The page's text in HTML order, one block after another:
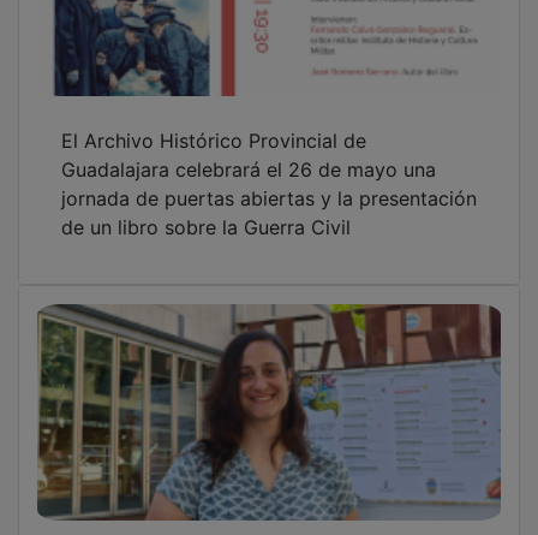
Guadalajara celebrará el 26 de mayo una
jornada de puertas abiertas y la presentación
de un libro sobre la Guerra Civil